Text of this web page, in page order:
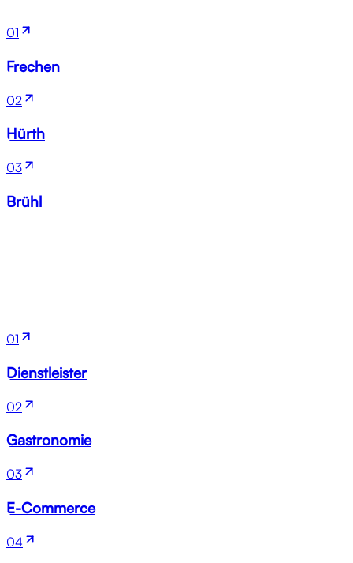
01
Frechen
02
Hürth
03
Brühl
01
Dienstleister
02
Gastronomie
03
E-Commerce
04